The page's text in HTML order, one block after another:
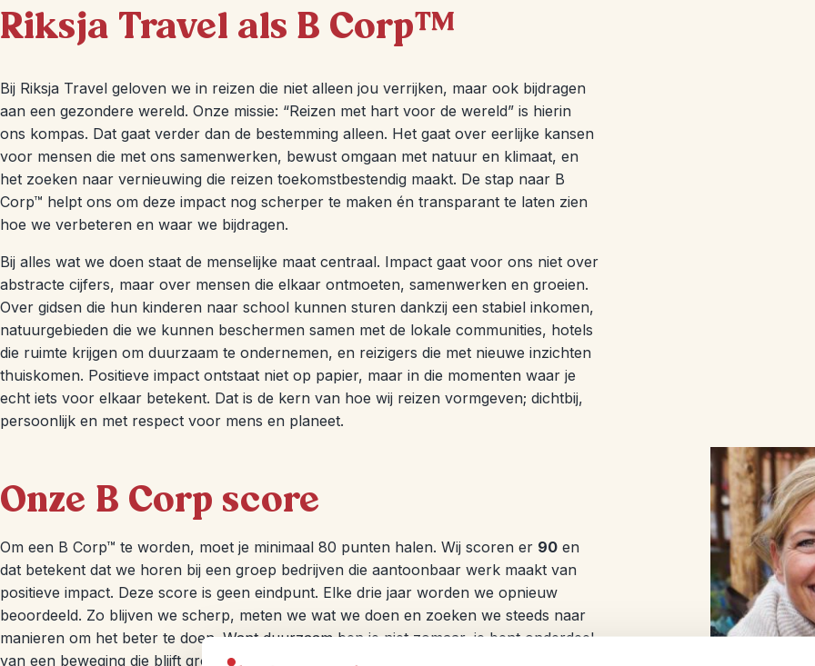
Riksja Travel als B Corp™
Bij Riksja Travel geloven we in reizen die niet alleen jou verrijken, maar ook bijdragen
aan een gezondere wereld. Onze missie: “Reizen met hart voor de wereld” is hierin
ons kompas. Dat gaat verder dan de bestemming alleen. Het gaat over eerlijke kansen
voor mensen die met ons samenwerken, bewust omgaan met natuur en klimaat, en
het zoeken naar vernieuwing die reizen toekomstbestendig maakt. De stap naar B
Corp™ helpt ons om deze impact nog scherper te maken én transparant te laten zien
hoe we verbeteren en waar we bijdragen.
Bij alles wat we doen staat de menselijke maat centraal. Impact gaat voor ons niet over
abstracte cijfers, maar over mensen die elkaar ontmoeten, samenwerken en groeien.
Over gidsen die hun kinderen naar school kunnen sturen dankzij een stabiel inkomen,
natuurgebieden die we kunnen beschermen samen met de lokale communities, hotels
die ruimte krijgen om duurzaam te ondernemen, en reizigers die met nieuwe inzichten
thuiskomen. Positieve impact ontstaat niet op papier, maar in die momenten waar je
echt iets voor elkaar betekent. Dat is de kern van hoe wij reizen vormgeven; dichtbij,
persoonlijk en met respect voor mens en planeet.
Onze B Corp score
Om een B Corp™ te worden, moet je minimaal 80 punten halen. Wij scoren er 90 en
dat betekent dat we horen bij een groep bedrijven die aantoonbaar werk maakt van
positieve impact. Deze score is geen eindpunt. Elke drie jaar worden we opnieuw
beoordeeld. Zo blijven we scherp, meten we wat we doen en zoeken we steeds naar
manieren om het beter te doen. Want duurzaam ben je niet zomaar, je bent onderdeel
van een beweging die blijft groeien en leren.